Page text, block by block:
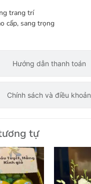
Hướng dẫn thanh toán
Chính sách và điều khoản
trang trí
cấp, sang trọng
tự